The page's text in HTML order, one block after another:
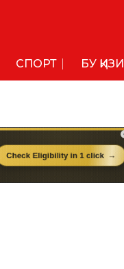
СПОРТ БУ ҚИЗИҚ